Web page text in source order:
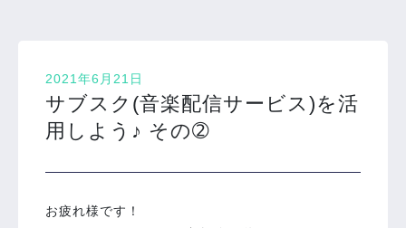
2021年6月21日
サブスク(音楽配信サービス)を活
用しよう♪ その➁
お疲れ様です！